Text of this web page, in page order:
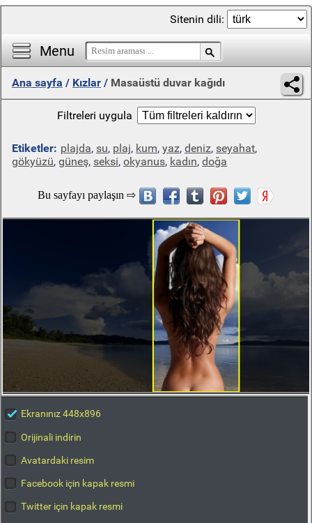
Menu
Sitenin dili:
Ana sayfa / Kızlar / Masaüstü duvar kağıdı
Filtreleri uygula
Etiketler: plajda, su, plaj, kum, yaz, deniz, seyahat,
gökyüzü, güneş, seksi, okyanus, kadın, doğa
Ekranınız 448x896
Orijinali indirin
Avatardaki resim
Facebook için kapak resmi
Twitter için kapak resmi